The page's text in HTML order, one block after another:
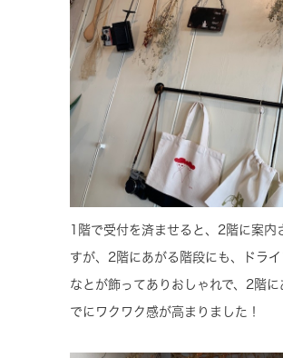
1階で受付を済ませると、2階に案内
すが、2階にあがる階段にも、ドラ
なとが飾ってありおしゃれで、2階に
でにワクワク感が高まりました！